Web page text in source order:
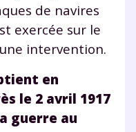
de navires
exercée sur le
intervention.
en
le 2 avril 1917
guerre au